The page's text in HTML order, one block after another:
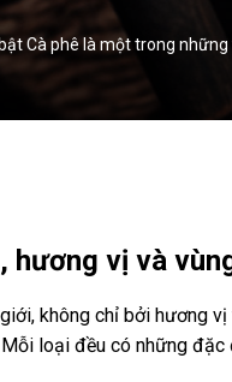
Cà phê là một trong
hương vị và
không chỉ bởi hương
loại đều có những